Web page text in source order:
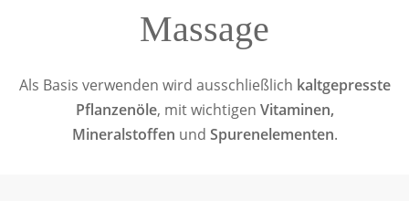
Massage
Als Basis verwenden wird ausschließlich kaltgepresste
Pflanzenöle, mit wichtigen Vitaminen,
Mineralstoffen und Spurenelementen.